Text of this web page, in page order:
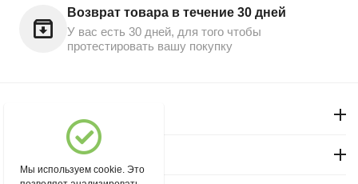
Возврат товара в течение 30 дней
У вас есть 30 дней, для того чтобы
протестировать вашу покупку
Магазин "Северный"
Мы используем cookie. Это